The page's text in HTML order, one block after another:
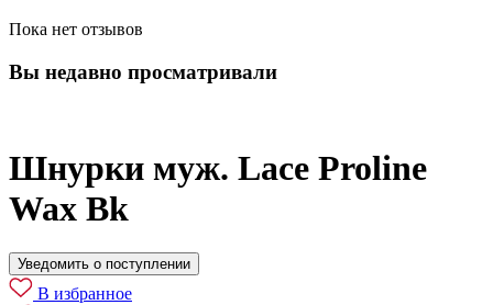
Пока нет отзывов
Вы недавно просматривали
Шнурки муж. Lace Proline
Wax Bk
Уведомить о поступлении
В избранное